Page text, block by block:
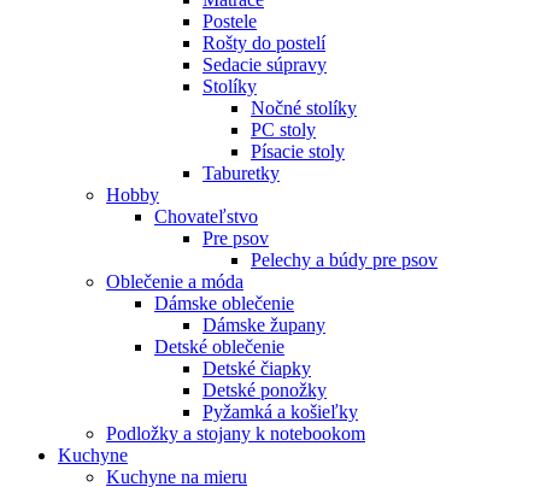
Postele
Rošty do postelí
Sedacie súpravy
Stolíky
Nočné stolíky
PC stoly
Písacie stoly
Taburetky
Hobby
Chovateľstvo
Pre psov
Pelechy a búdy pre psov
Oblečenie a móda
Dámske oblečenie
Dámske župany
Detské oblečenie
Detské čiapky
Detské ponožky
Pyžamká a košieľky
Podložky a stojany k notebookom
Kuchyne
Kuchyne na mieru